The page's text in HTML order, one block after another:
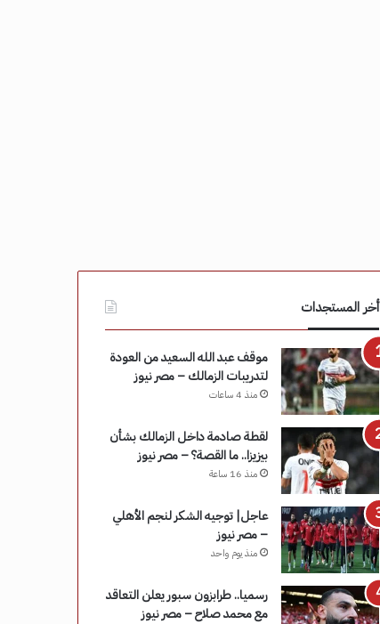
أخر المستجدات
موقف عبد الله السعيد من العودة
لتدريبات الزمالك – مصر نيوز
منذ 4 ساعات
لقطة صادمة داخل الزمالك بشأن
بيزيزا.. ما القصة؟ – مصر نيوز
منذ 16 ساعة
عاجل| توجيه الشكر لنجم الأهلي
– مصر نيوز
منذ يوم واحد
رسميا.. طرابزون سبور يعلن التعاقد
مع محمد صلاح – مصر نيوز